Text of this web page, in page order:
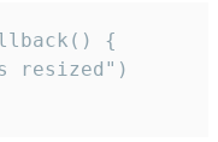
{
resized")